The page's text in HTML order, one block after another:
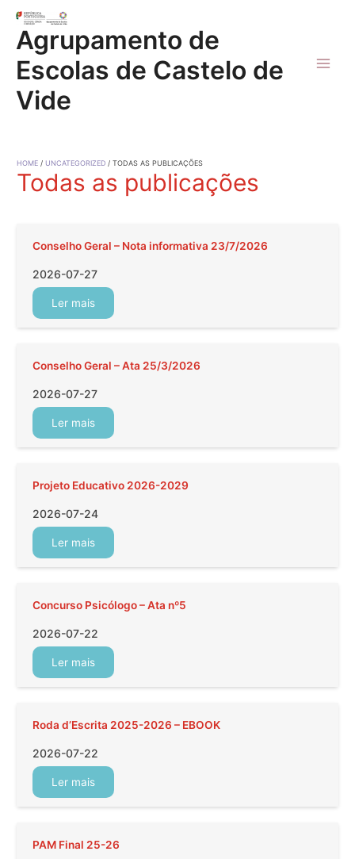
content
Agrupamento de
Escolas de Castelo de
Vide
HOME UNCATEGORIZED TODAS AS PUBLICAÇÕES
Todas as publicações
Conselho Geral – Nota informativa 23/7/2026
2026-07-27
Ler mais
Conselho Geral – Ata 25/3/2026
2026-07-27
Ler mais
Projeto Educativo 2026-2029
2026-07-24
Ler mais
Concurso Psicólogo – Ata nº5
2026-07-22
Ler mais
Roda d’Escrita 2025-2026 – EBOOK
2026-07-22
Ler mais
PAM Final 25-26